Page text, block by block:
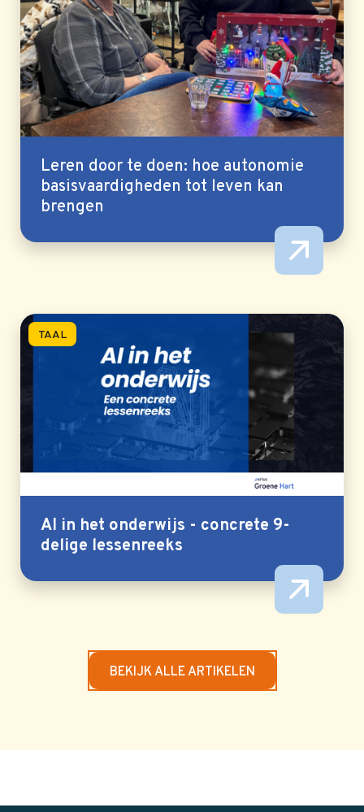
Leren door te doen: hoe autonomie
basisvaardigheden tot leven kan
brengen
TAAL
AI in het onderwijs - concrete 9-
delige lessenreeks
BEKIJK ALLE ARTIKELEN